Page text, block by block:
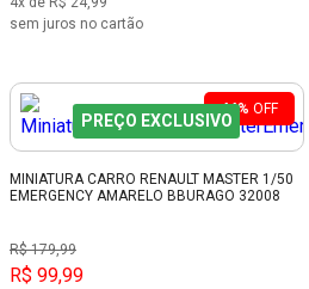
sem juros no cartão
44% OFF
PREÇO EXCLUSIVO
MINIATURA CARRO RENAULT MASTER 1/50
EMERGENCY AMARELO BBURAGO 32008
R$ 179,99
R$ 99,99